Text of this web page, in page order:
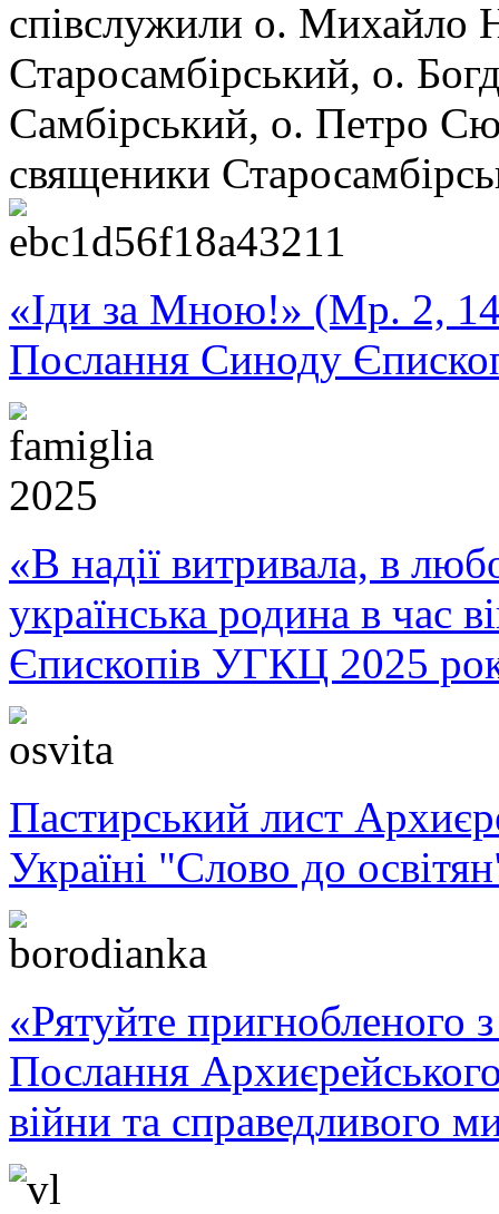
співслужили о. Михайло
Старосамбірський, о.
Самбірський, о. Петро
священики
«Іди за Мною!» (Мр. 2,
Послання Синоду
«В надії витривала, в
українська родина в час
Єпископів УГКЦ 2025
Пастирський лист
Україні "Слово до
«Рятуйте пригнобленого
Послання
війни та справедливого